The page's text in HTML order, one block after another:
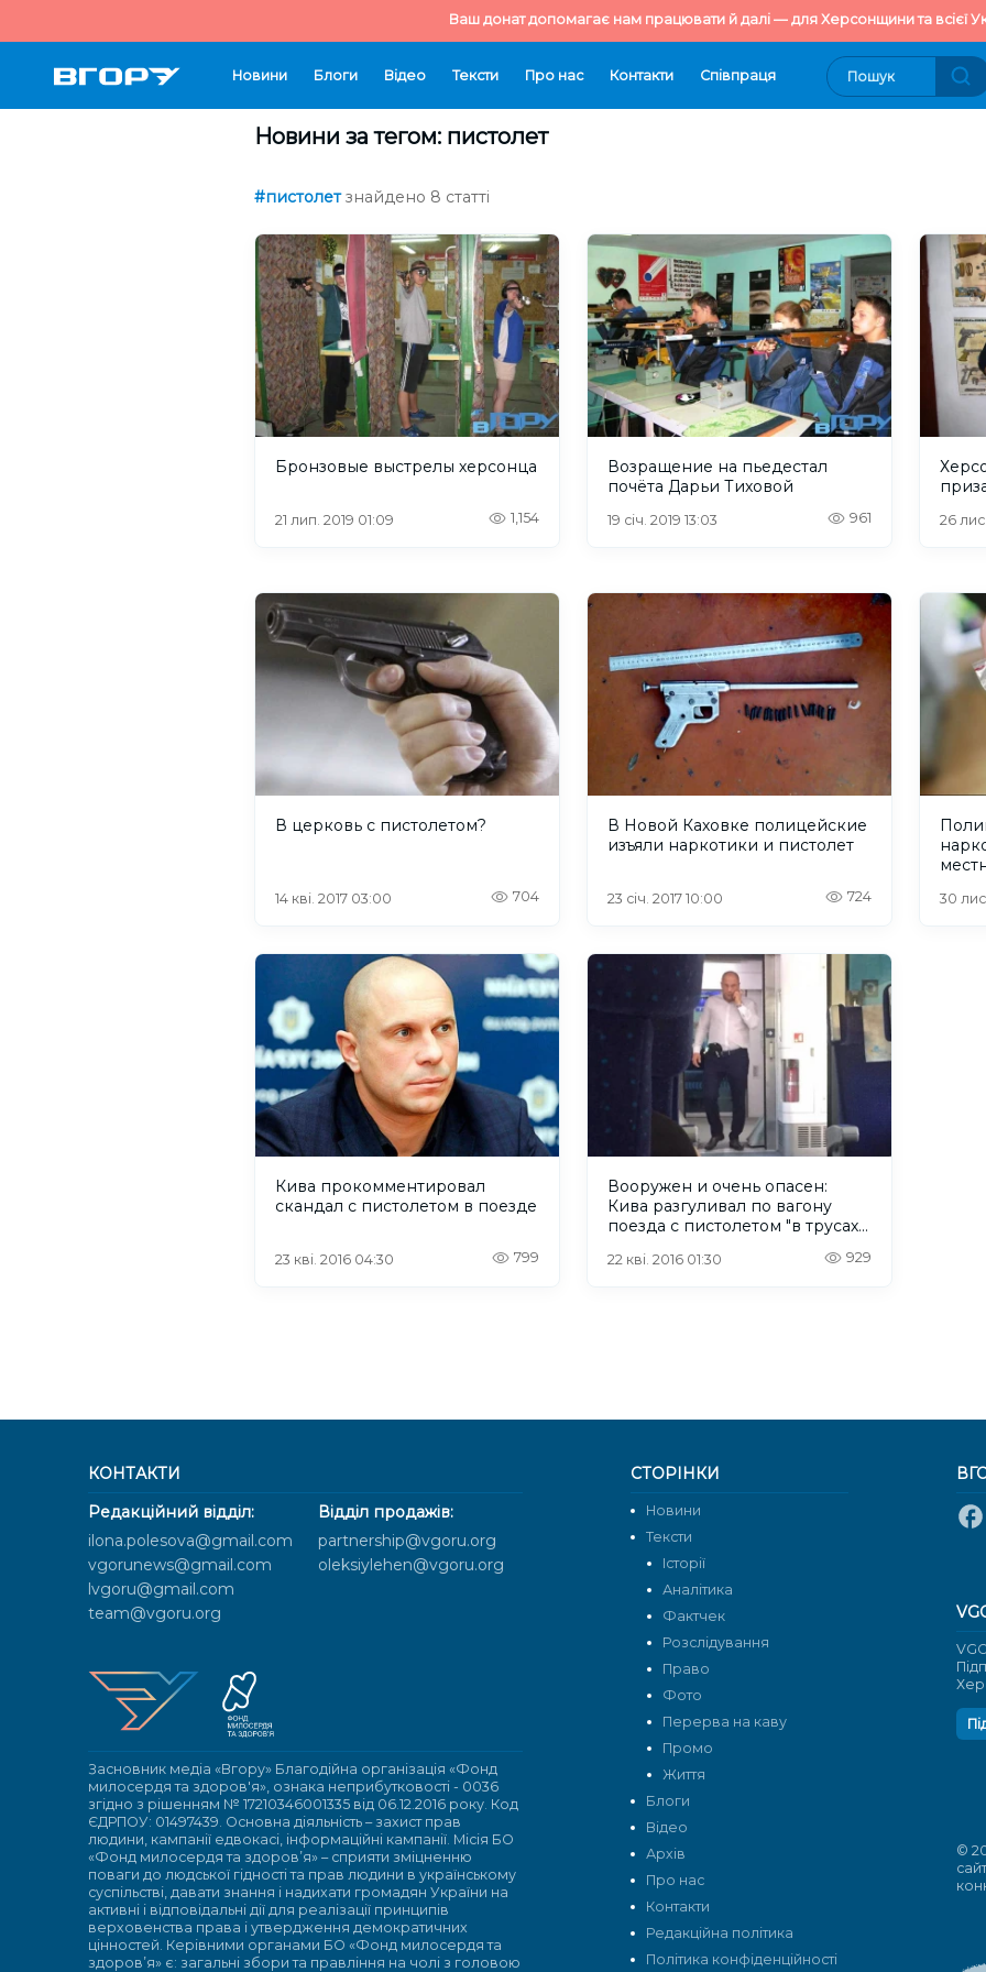
Ваш донат допомагає нам працювати й далі — для Херсонщини та всієї
Новини Блоги Відео Тексти Про нас Контакти Cпівпраця
Новини за тегом: пистолет
#пистолет знайдено 8 статті
Бронзовые выстрелы херсонца
21 лип. 2019 01:09 1,154
Возращение на пьедестал
почёта Дарьи Тиховой
19 січ. 2019 13:03 961 26
В церковь с пистолетом?
14 кві. 2017 03:00 704
В Новой Каховке полицейские
изъяли наркотики и пистолет
23 січ. 2017 10:00 724 30
Кива прокомментировал
скандал с пистолетом в поезде
23 кві. 2016 04:30 799
Вооружен и очень опасен:
Кива разгуливал по вагону
поезда с пистолетом "в трусах".
22 кві. 2016 01:30 929
КОНТАКТИ
Редакційний відділ:
ilona.polesova@gmail.com
vgorunews@gmail.com
lvgoru@gmail.com
team@vgoru.org
Відділ продажів:
partnership@vgoru.org
oleksiylehen@vgoru.org
Засновник медіа «Вгору» Благодійна організація «Фонд
милосердя та здоров'я», ознака неприбутковості - 0036
згідно з рішенням № 17210346001335 від 06.12.2016 року. Код
ЄДРПОУ: 01497439. Основна діяльність – захист прав
людини, кампанії едвокасі, інформаційні кампанії. Місія БО
«Фонд милосердя та здоров’я» – сприяти зміцненню
поваги до людської гідності та прав людини в українському
суспільстві, давати знання і надихати громадян України на
активні і відповідальні дії для реалізації принципів
верховенства права і утвердження демократичних
цінностей. Керівними органами БО «Фонд милосердя та
здоров’я» є: загальні збори та правління на чолі з головою
СТОРІНКИ
Новини
Тексти
Історії
Аналітика
Фактчек
Розслідування
Право
Фото
Перерва на каву
Промо
Життя
Блоги
Відео
Архів
Про нас
Контакти
Редакційна політика
Політика конфіденційності
©